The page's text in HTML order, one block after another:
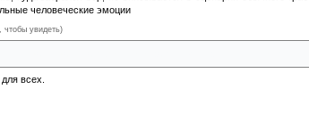
человеческие эмоции
чтобы увидеть)
всех.